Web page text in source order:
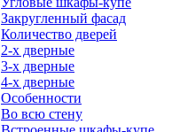
Закругленный фасад
Количество дверей
2-х дверные
3-х дверные
4-х дверные
Особенности
Во всю стену